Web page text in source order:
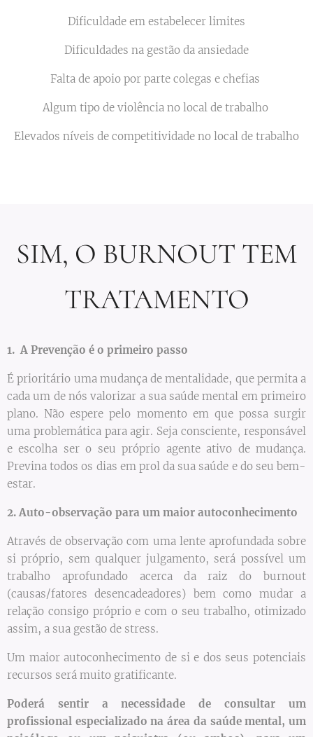
Dificuldade em estabelecer limites
Dificuldades na gestão da ansiedade
Falta de apoio por parte colegas e chefias
Algum tipo de violência no local de trabalho
Elevados níveis de competitividade no local de trabalho
SIM, O BURNOUT TEM
TRATAMENTO
1. A Prevenção é o primeiro passo
É prioritário uma mudança de mentalidade, que permita a
cada um de nós valorizar a sua saúde mental em primeiro
plano. Não espere pelo momento em que possa surgir
uma problemática para agir. Seja consciente, responsável
e escolha ser o seu próprio agente ativo de mudança.
Previna todos os dias em prol da sua saúde e do seu bem-
estar.
2. Auto-observação para um maior autoconhecimento
Através de observação com uma lente aprofundada sobre
si próprio, sem qualquer julgamento, será possível um
trabalho aprofundado acerca da raiz do burnout
(causas/fatores desencadeadores) bem como mudar a
relação consigo próprio e com o seu trabalho, otimizado
assim, a sua gestão de stress.
Um maior autoconhecimento de si e dos seus potenciais
recursos será muito gratificante.
Poderá sentir a necessidade de consultar um
profissional especializado na área da saúde mental, um